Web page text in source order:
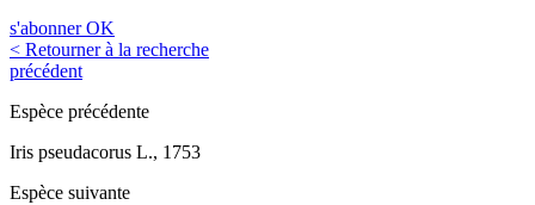
s'abonner OK
< Retourner à la recherche
précédent
Espèce précédente
Iris pseudacorus L., 1753
Espèce suivante